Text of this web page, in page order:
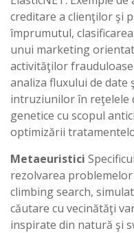
creditare a clienţilor şi
împrumutul,
unui marketing
activităţilor
analiza fluxului de date
intruziunilor în reţelele
genetice cu scopul
optimizării
Metaeuristici
rezolvarea
climbing search,
căutare cu vecinătăţi
inspirate din natură şi